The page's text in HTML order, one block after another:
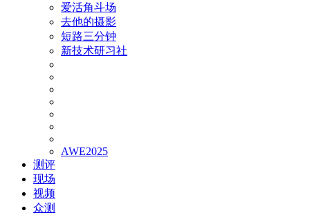
爱活角斗场
去他的摄影
短路三分钟
新技术研习社
AWE2025
测评
现场
视频
众测